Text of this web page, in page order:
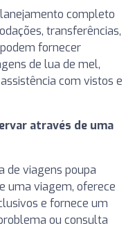
completo
transferências,
fornecer
de lua de mel,
com vistos e
através de uma
de viagens poupa
uma viagem, oferece
e fornece um
ou consulta